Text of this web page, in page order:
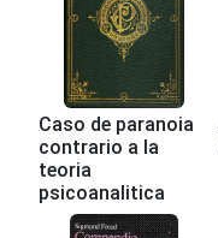
Caso de paranoia
contrario a la
teoria
psicoanalitica